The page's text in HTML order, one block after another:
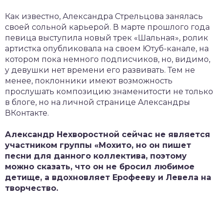
Как известно, Александра Стрельцова занялась
своей сольной карьерой. В марте прошлого года
певица выступила новый трек «Шальная», ролик
артистка опубликовала на своем Ютуб-канале, на
котором пока немного подписчиков, но, видимо,
у девушки нет времени его развивать. Тем не
менее, поклонники имеют возможность
прослушать композицию знаменитости не только
в блоге, но на личной странице Александры
ВКонтакте.
Александр Нехворостной сейчас не является
участником группы «Мохито, но он пишет
песни для данного коллектива, поэтому
можно сказать, что он не бросил любимое
детище, а вдохновляет Ерофееву и Левела на
творчество.